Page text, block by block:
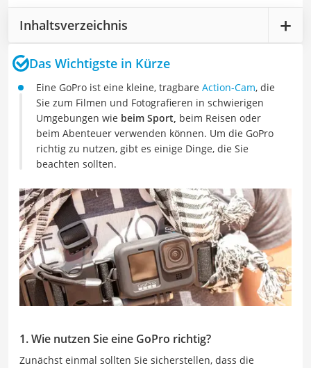
Inhaltsverzeichnis
Das Wichtigste in Kürze
Eine GoPro ist eine kleine, tragbare Action-Cam, die
Sie zum Filmen und Fotografieren in schwierigen
Umgebungen wie beim Sport, beim Reisen oder
beim Abenteuer verwenden können. Um die GoPro
richtig zu nutzen, gibt es einige Dinge, die Sie
beachten sollten.
1. Wie nutzen Sie eine GoPro richtig?
Zunächst einmal sollten Sie sicherstellen, dass die